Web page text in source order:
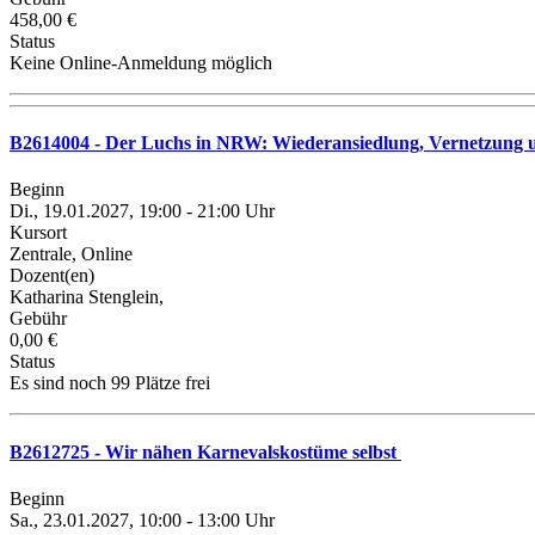
458,00 €
Status
Keine Online-Anmeldung möglich
B2614004 - Der Luchs in NRW: Wiederansiedlung,
Beginn
Di., 19.01.2027, 19:00 - 21:00 Uhr
Kursort
Zentrale, Online
Dozent(en)
Katharina Stenglein,
Gebühr
0,00 €
Status
Es sind noch 99 Plätze frei
B2612725 - Wir nähen Karnevalskostüme selbst
Beginn
Sa., 23.01.2027, 10:00 - 13:00 Uhr